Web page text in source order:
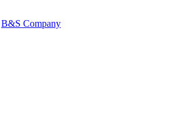
B&S Company